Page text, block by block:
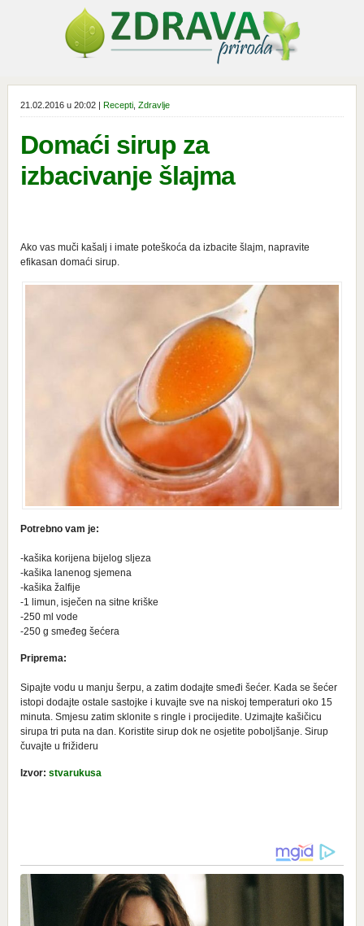
21.02.2016 u 20:02 | Recepti, Zdravlje
Domaći sirup za
izbacivanje šlajma
Ako vas muči kašalj i imate poteškoća da izbacite šlajm, napravite
efikasan domaći sirup.
Potrebno vam je:
-kašika korijena bijelog sljeza
-kašika lanenog sjemena
-kašika žalfije
-1 limun, isječen na sitne kriške
-250 ml vode
-250 g smeđeg šećera
Priprema:
Sipajte vodu u manju šerpu, a zatim dodajte smeđi šećer. Kada se šećer
istopi dodajte ostale sastojke i kuvajte sve na niskoj temperaturi oko 15
minuta. Smjesu zatim sklonite s ringle i procijedite. Uzimajte kašičicu
sirupa tri puta na dan. Koristite sirup dok ne osjetite poboljšanje. Sirup
čuvajte u frižideru
Izvor: stvarukusa